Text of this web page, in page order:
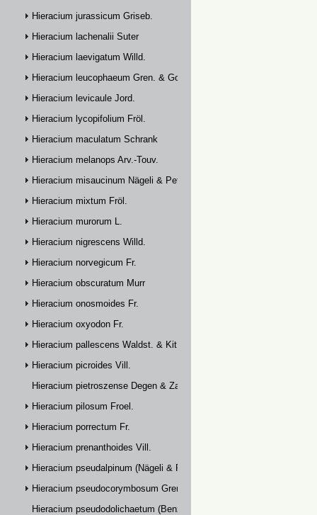
Hieracium jurassicum Griseb.
Hieracium lachenalii Suter
Hieracium laevigatum Willd.
Hieracium leucophaeum Gren. & Godr.
Hieracium levicaule Jord.
Hieracium lycopifolium Fröl.
Hieracium maculatum Schrank
Hieracium melanops Arv.-Touv.
Hieracium misaucinum Nägeli & Peter
Hieracium mixtum Fröl.
Hieracium murorum L.
Hieracium nigrescens Willd.
Hieracium norvegicum Fr.
Hieracium obscuratum Murr
Hieracium onosmoides Fr.
Hieracium oxyodon Fr.
Hieracium pallescens Waldst. & Kit.
Hieracium picroides Vill.
Hieracium pietroszense Degen & Zahn
Hieracium pilosum Froel.
Hieracium porrectum Fr.
Hieracium prenanthoides Vill.
Hieracium pseudalpinum (Nägeli & Peter) Prain
Hieracium pseudocorymbosum Gremli
Hieracium pseudodolichaetum (Benz & Zahn) Zahn